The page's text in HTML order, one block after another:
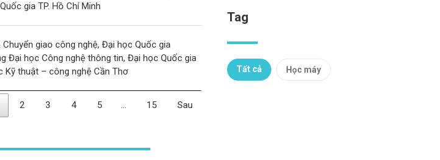
gia TP. Hồ Chí Minh
giao công nghệ, Đại học Quốc gia
Đại học Công nghệ thông tin, Đại học Quốc gia
Kỹ thuật – công nghệ Cần Thơ
2 3 4 5 … 15 Sau
Tag
Tất cả Học máy